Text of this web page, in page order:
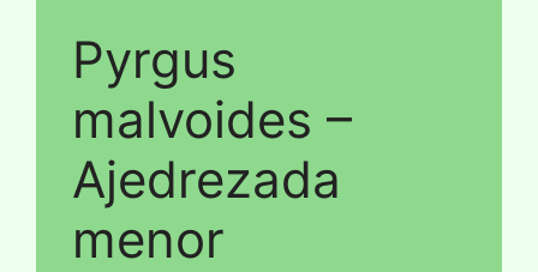
Pyrgus
malvoides –
Ajedrezada
menor